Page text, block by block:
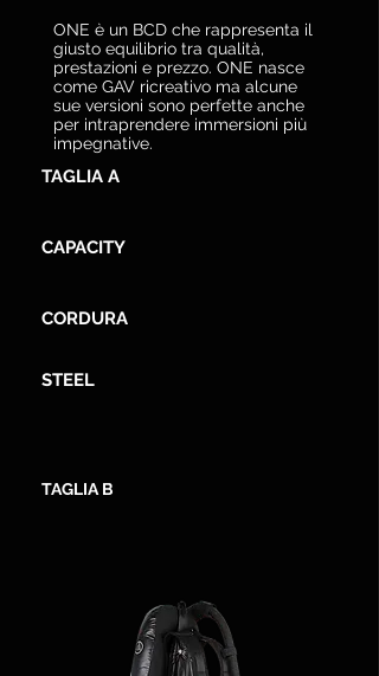
ONE è un BCD che rappresenta il
giusto equilibrio tra qualità,
prestazioni e prezzo. ONE nasce
come GAV ricreativo ma alcune
sue versioni sono perfette anche
per intraprendere immersioni più
impegnative.
TAGLIA A
CAPACITY
CORDURA
STEEL
TAGLIA B